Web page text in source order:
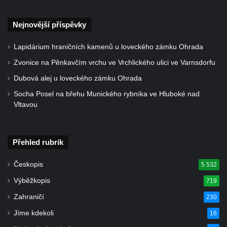
Duchcově
Delfín na Sfingovém rybníku v zámeckém
Sfinga I. na Sfingovém rybníku v zámeckém
Duchcově
Socha Herkula se saní na nádvoří zámku v
Nejnovější příspěvky
Lapidárium hraničních kamenů u loveckého zámku Ohrada
Zvonice na Pěnkavčím vrchu ve Vrchlického ulici ve Varnsdorfu
Dubová alej u loveckého zámku Ohrada
Socha Posel na břehu Munického rybníka ve Hluboké nad
Vltavou
Přehled rubrik
Českopis 5 532
Výběžkopis 719
Zahraničí 230
Jíme kdekoli 16